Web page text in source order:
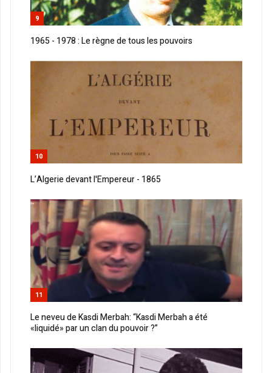
9
1965 - 1978 : Le règne de tous les pouvoirs
10
L’Algerie devant l'Empereur - 1865
11
Le neveu de Kasdi Merbah: “Kasdi Merbah a été
«liquidé» par un clan du pouvoir ?”